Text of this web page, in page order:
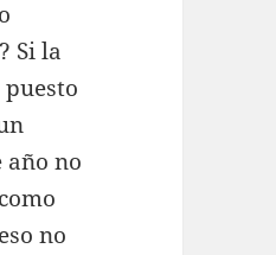
Si la
año no
no